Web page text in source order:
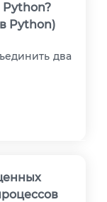
Python?
Python)
два